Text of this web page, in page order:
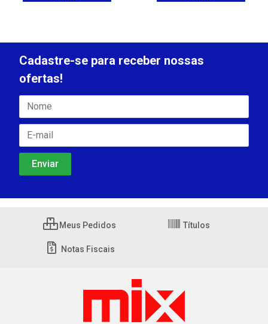
Cadastre-se para receber nossas
ofertas!
Meus Pedidos Títulos
Notas Fiscais